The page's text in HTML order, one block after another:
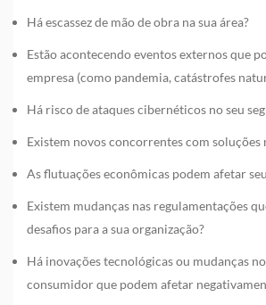
Há escassez de mão de obra na sua área?
Estão acontecendo eventos externos que
empresa (como pandemia, catástrofes
Há risco de ataques cibernéticos no seu
Existem novos concorrentes com soluções
As flutuações econômicas podem afetar
Existem mudanças nas regulamentações
desafios para a sua organização?
Há inovações tecnológicas ou mudanças
consumidor que podem afetar